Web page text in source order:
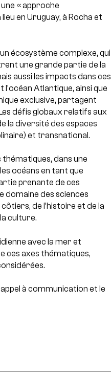
« approche
en Uruguay, à Rocha et
écosystème complexe, qui
une grande partie de la
aussi les impacts dans ces
Atlantique, ainsi que
exclusive, partagent
défis globaux relatifs aux
la diversité des espaces
et transnational.
dans une
océans en tant que
prenante de ces
domaine des sciences
de l’histoire et de la
culture.
avec la mer et
ces axes thématiques,
à communication et le